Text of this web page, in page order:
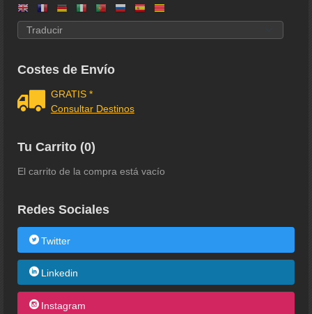
Costes de Envío
GRATIS *
Consultar Destinos
Tu Carrito (0)
El carrito de la compra está vacío
Redes Sociales
Twitter
Linkedin
Instagram